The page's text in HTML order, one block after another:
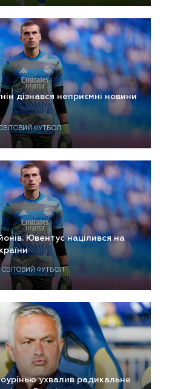
дізнався неприємні новини
СВІТОВИЙ ФУТБОЛ
Ювентус націлився на
СВІТОВИЙ ФУТБОЛ
ухвалив радикальне